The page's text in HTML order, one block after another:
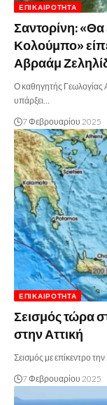
ΕΠΙΚΑΙΡΌΤΗΤΑ
Σαντορίνη: «Θα
Κολούμπο»
Αβραάμ
Ο καθηγητής Γεωλογίας
υπάρξει…
7 Φεβρουαρίου 2025
ΕΠΙΚΑΙΡΌΤΗΤΑ
Σεισμός τώρα
στην Αττική
Σεισμός με επίκεντρο
7 Φεβρουαρίου 2025